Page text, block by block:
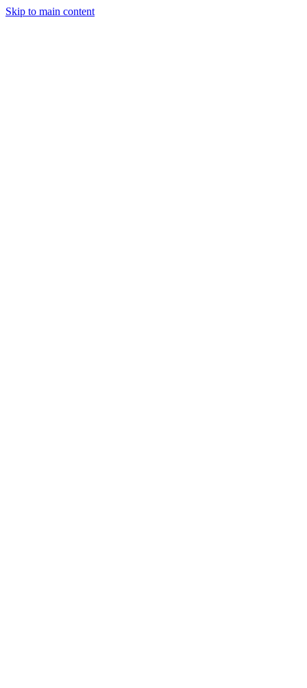
Skip to main content